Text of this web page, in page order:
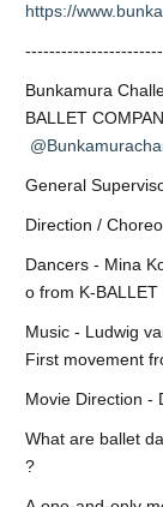
https://
Bunkamura
BALLET
General
Direction /
Dancers - Mina
o from K-BALLET
Music - Ludwig
First movement
Movie Direction -
What are ballet
?